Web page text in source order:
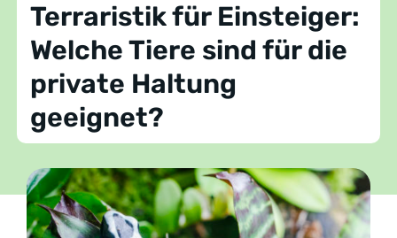
Terraristik für Einsteiger:
Welche Tiere sind für die
private Haltung
geeignet?